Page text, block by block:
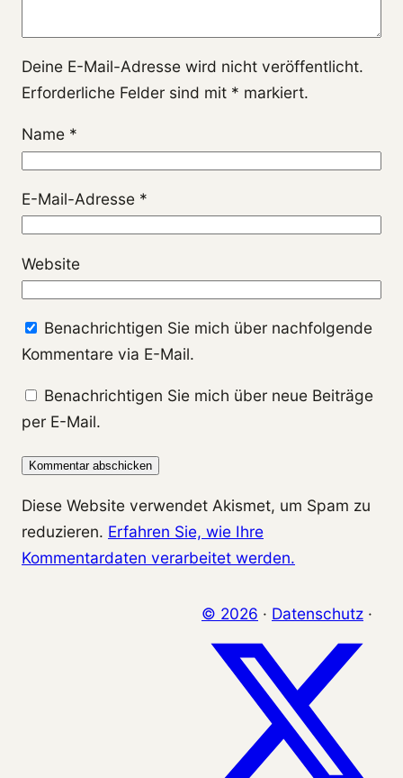
Deine E-Mail-Adresse wird nicht veröffentlicht.
Erforderliche Felder sind mit * markiert.
Name *
E-Mail-Adresse *
Website
Benachrichtigen Sie mich über nachfolgende
Kommentare via E-Mail.
Benachrichtigen Sie mich über neue Beiträge
per E-Mail.
Diese Website verwendet Akismet, um Spam zu
reduzieren. Erfahren Sie, wie Ihre
Kommentardaten verarbeitet werden.
© 2026 · Datenschutz ·